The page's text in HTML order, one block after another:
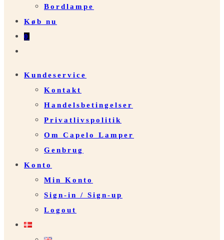
Bordlampe
Køb nu
0
search
Kundeservice
Kontakt
Handelsbetingelser
Privatlivspolitik
Om Capelo Lamper
Genbrug
Konto
Min Konto
Sign-in / Sign-up
Logout